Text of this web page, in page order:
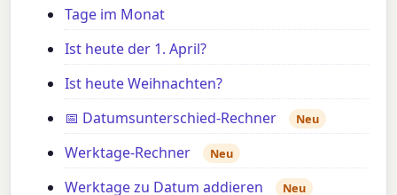
Tage im Monat
Ist heute der 1. April?
Ist heute Weihnachten?
📅 Datumsunterschied-Rechner
Neu
Werktage-Rechner Neu
Werktage zu Datum addieren Neu